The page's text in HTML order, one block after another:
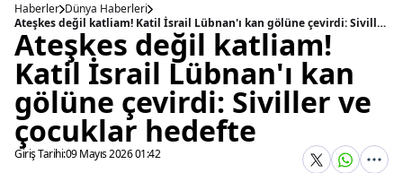
Haberler Dünya Haberleri
Ateşkes değil katliam! Katil İsrail Lübnan'ı kan gölüne çevirdi: Siviller ve çocuklar hedefte
Ateşkes değil katliam!
Katil İsrail Lübnan'ı kan
gölüne çevirdi: Siviller ve
çocuklar hedefte
Giriş Tarihi:09 Mayıs 2026 01:42